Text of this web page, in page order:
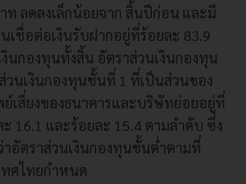
ท ลดลงเล็กน้อยจาก สิ้นปีก่อน และมี
เชื่อต่อเงินรับฝากอยู่ที่ร้อยละ 83.9
นกองทุนทั้งสิ้น อัตราส่วนเงินกองทุน
วนเงินกองทุนชั้นที่ 1 ที่เป็นส่วนของ
เสี่ยงของธนาคารและบริษัทย่อยอยู่ที่
16.1 และร้อยละ 15.4 ตามลำดับ ซึ่ง
อัตราส่วนเงินกองทุนขั้นต่ำตามที่
ศไทยกำหนด